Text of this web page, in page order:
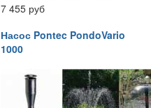
7 455 руб
Насос Pontec PondoVario
1000